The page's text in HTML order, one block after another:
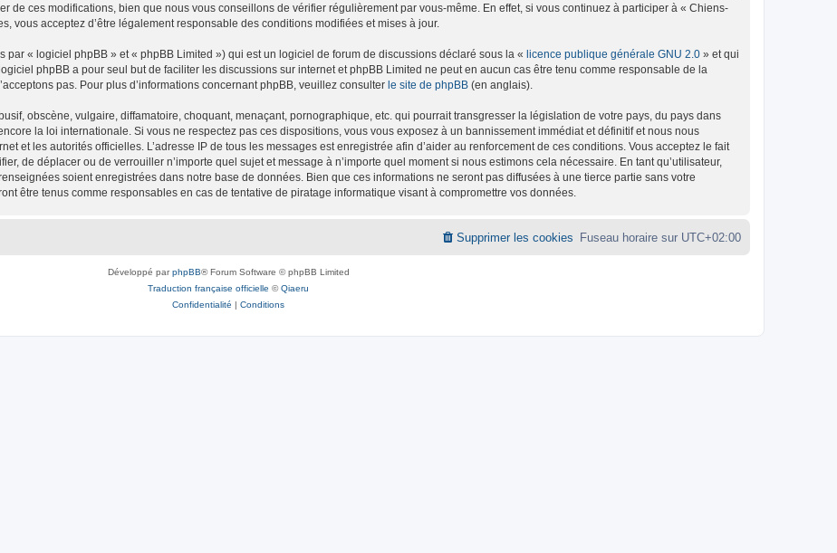
de ces modifications, bien que nous vous conseillons de vérifier régulièrement par vous-même. En effet, si vous continuez à participer à « Chiens-
vous acceptez d’être légalement responsable des conditions modifiées et mises à jour.
« logiciel phpBB » et « phpBB Limited ») qui est un logiciel de forum de discussions déclaré sous la « licence publique générale GNU 2.0 » et qui
phpBB a pour seul but de faciliter les discussions sur internet et phpBB Limited ne peut en aucun cas être tenu comme responsable de la
pas. Pour plus d’informations concernant phpBB, veuillez consulter le site de phpBB (en anglais).
obscène, vulgaire, diffamatoire, choquant, menaçant, pornographique, etc. qui pourrait transgresser la législation de votre pays, du pays dans
la loi internationale. Si vous ne respectez pas ces dispositions, vous vous exposez à un bannissement immédiat et définitif et nous nous
et les autorités officielles. L’adresse IP de tous les messages est enregistrée afin d’aider au renforcement de ces conditions. Vous acceptez le fait
de déplacer ou de verrouiller n’importe quel sujet et message à n’importe quel moment si nous estimons cela nécessaire. En tant qu’utilisateur,
soient enregistrées dans notre base de données. Bien que ces informations ne seront pas diffusées à une tierce partie sans votre
être tenus comme responsables en cas de tentative de piratage informatique visant à compromettre vos données.
Fuseau horaire sur UTC+02:00
Supprimer les cookies
Développé parphpBB® Forum Software © phpBB Limited
Traduction française officielle ©Qiaeru
Confidentialité | Conditions